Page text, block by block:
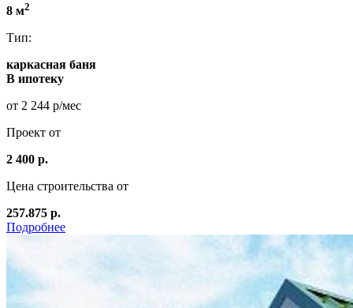
8 м2
Тип:
каркасная баня
В ипотеку
от 2 244 р/мес
Проект от
2 400 р.
Цена строительства от
257.875 р.
Подробнее